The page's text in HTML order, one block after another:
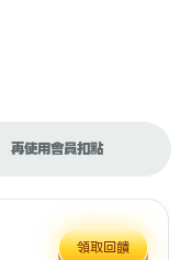
再使用會員扣點
領取回饋